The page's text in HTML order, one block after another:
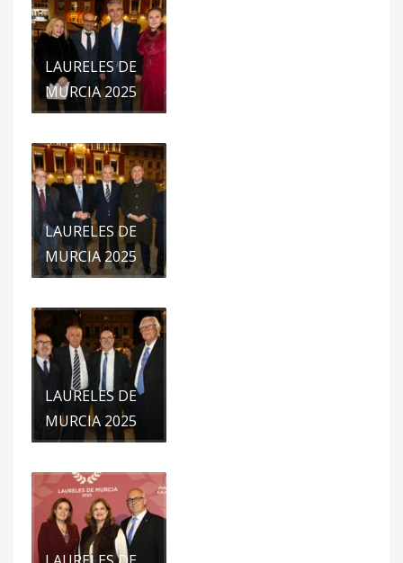
LAURELES DE
MURCIA 2025
LAURELES DE
MURCIA 2025
LAURELES DE
MURCIA 2025